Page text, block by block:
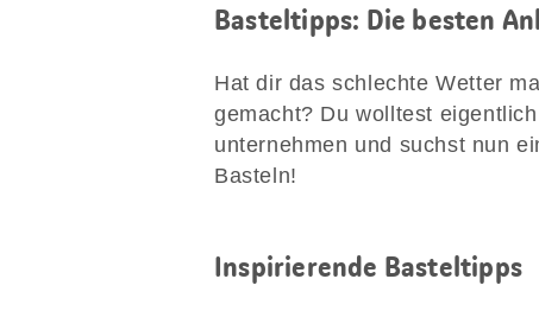
Basteltipps: Die besten
Hat dir das schlechte Wetter
gemacht? Du wolltest
unternehmen und suchst nun
Basteln!
Inspirierende Basteltipps